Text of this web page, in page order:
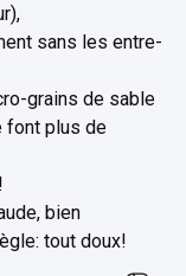
sans les entre-
grains de sable
font plus de
bien
tout doux!